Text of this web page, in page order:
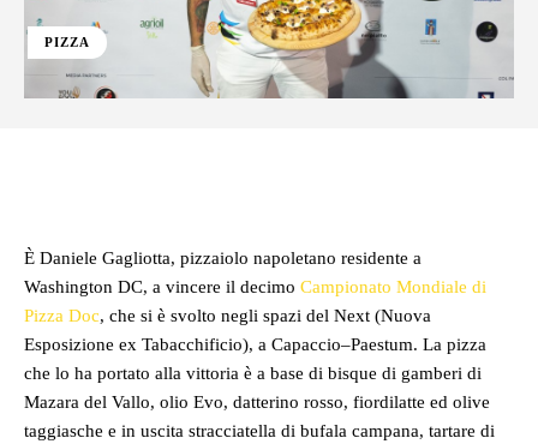
PIZZA
È Daniele Gagliotta, pizzaiolo napoletano residente a
Washington DC, a vincere il decimo Campionato Mondiale di
Pizza Doc, che si è svolto negli spazi del Next (Nuova
Esposizione ex Tabacchificio), a Capaccio–Paestum. La pizza
che lo ha portato alla vittoria è a base di bisque di gamberi di
Mazara del Vallo, olio Evo, datterino rosso, fiordilatte ed olive
taggiasche e in uscita stracciatella di bufala campana, tartare di